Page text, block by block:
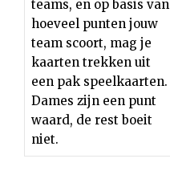
teams, en op basis van
hoeveel punten jouw
team scoort, mag je
kaarten trekken uit
een pak speelkaarten.
Dames zijn een punt
waard, de rest boeit
niet.